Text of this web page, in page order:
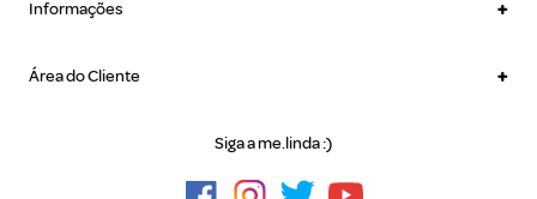
Informações +
Área do Cliente +
Siga a me.linda :)